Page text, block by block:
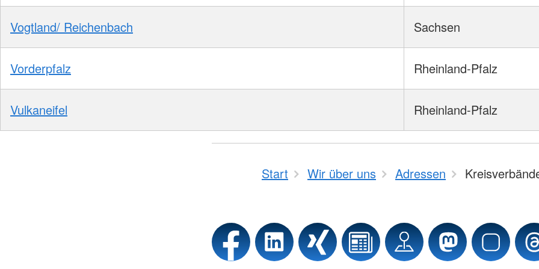
Vogtland/ Reichenbach Sachsen
Vorderpfalz Rheinland-Pfalz
Vulkaneifel Rheinland-Pfalz
Start Wir über uns Adressen